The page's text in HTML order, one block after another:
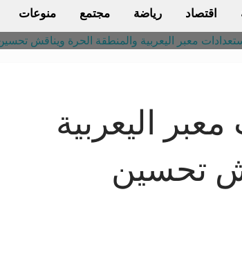
اقتصاد رياضة مجتمع منوعات
اليعربية
تحسين